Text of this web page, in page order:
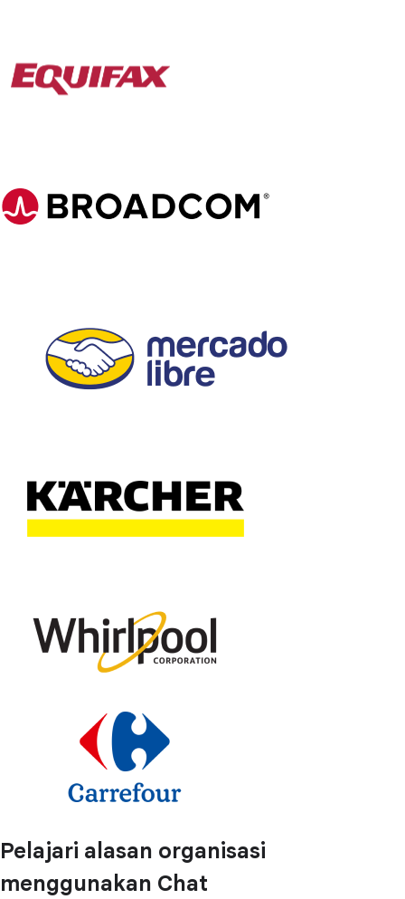
Pelajari alasan organisasi
menggunakan Chat